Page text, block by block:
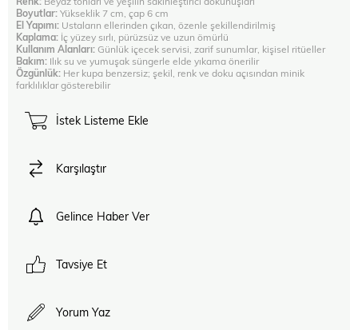
Boyutlar:Yükseklik 7 cm, çap 6 cm
El Yapımı: Ustaların ellerinden çıkan, özenle şekillendirilmiş
Kaplama: İç yüzey sırlı, pürüzsüz ve uzun ömürlü
Kullanım Alanları: Günlük içecek servisi, zarif sunumlar, kişisel ritüeller
Bakım: Ilık su ve yumuşak süngerle elde yıkama önerilir
Özgünlük: Her kupa benzersiz; şekil, renk ve doku açısından minik
farklılıklar gösterebilir
İstek Listeme Ekle
Karşılaştır
Gelince Haber Ver
Tavsiye Et
Yorum Yaz